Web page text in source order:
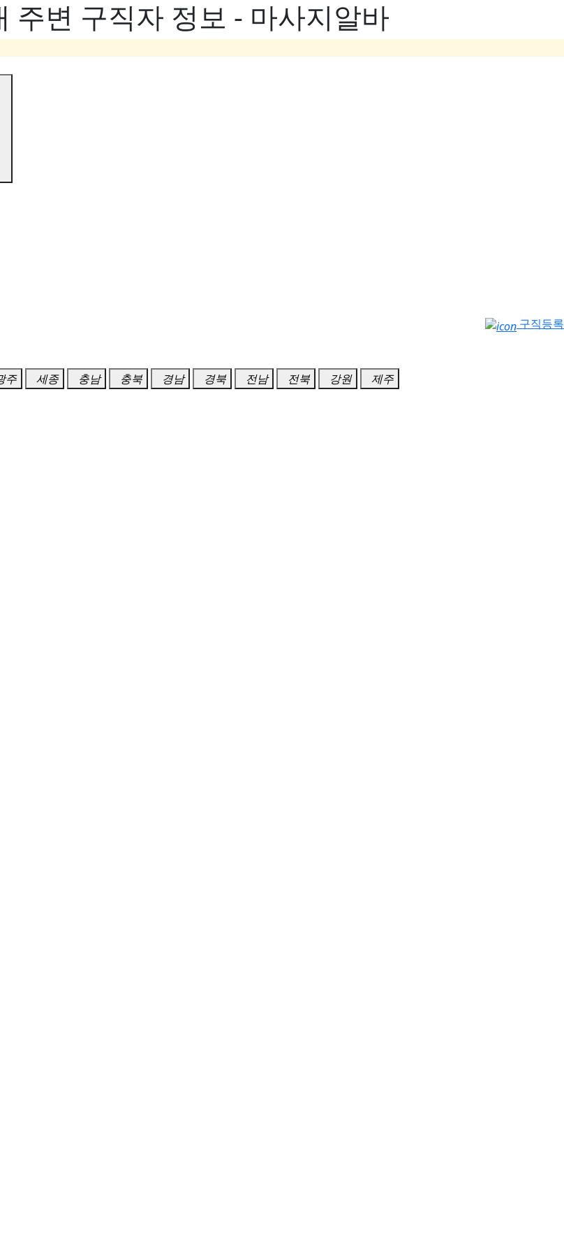
주변 구직자 정보 - 마사지알바
구직등록
주 세종 충남 충북 경남 경북 전남 전북 강원 제주